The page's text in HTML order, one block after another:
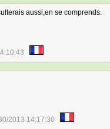
aussi,en se comprends.
2013 14:17:30